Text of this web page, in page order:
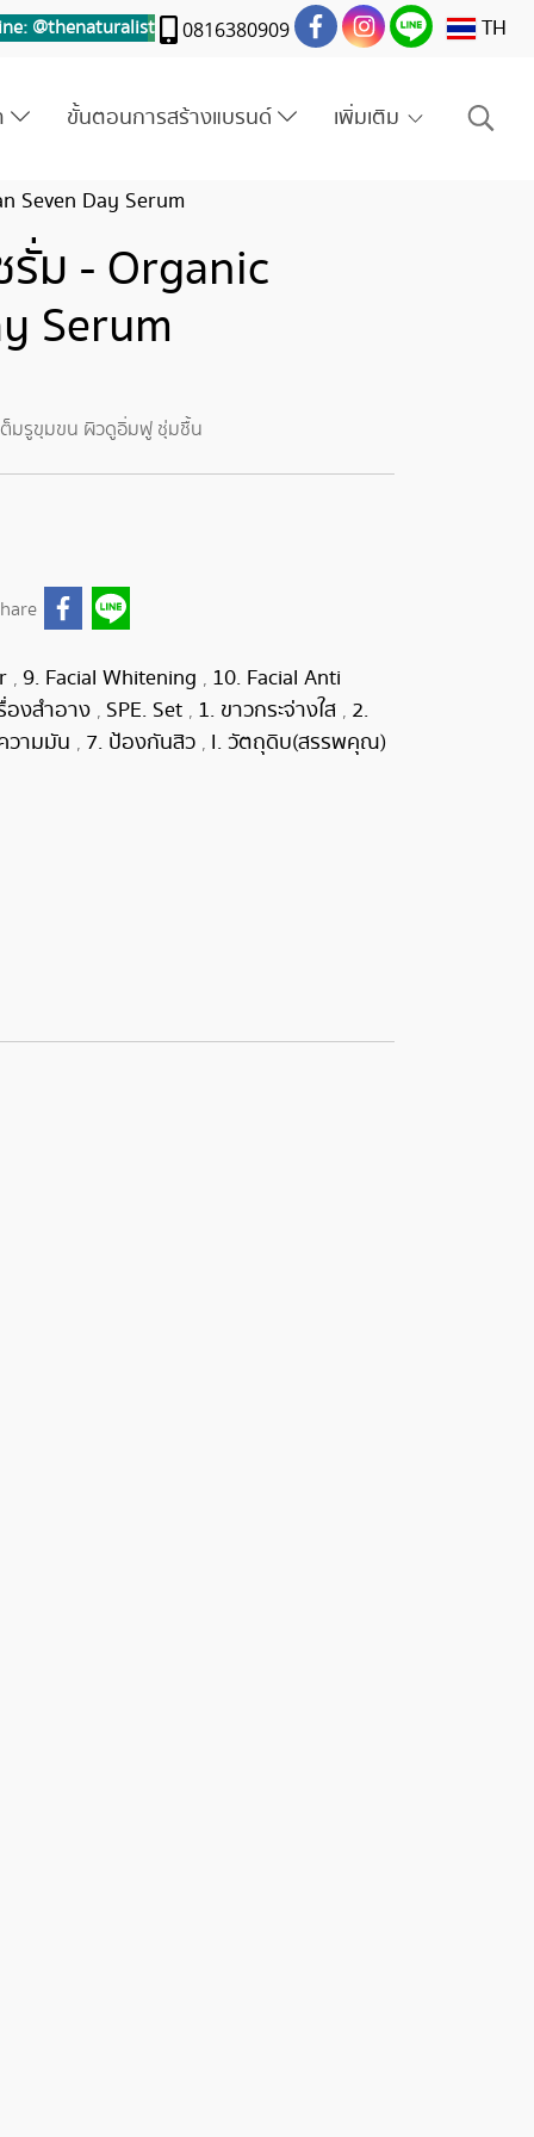
@thenaturalist 0816380909 TH
ขั้นตอนการสร้างแบรนด์ เพิ่มเติม
Seven Day Serum
รั่ม - Organic
Serum
ต็มรูขุมขน ผิวดูอิ่มฟู ชุ่มชื้น
, 9. Facial Whitening , 10. Facial Anti
องสำอาง , SPE. Set , 1. ขาวกระจ่างใส , 2.
วามมัน , 7. ป้องกันสิว , I. วัตถุดิบ(สรรพคุณ)